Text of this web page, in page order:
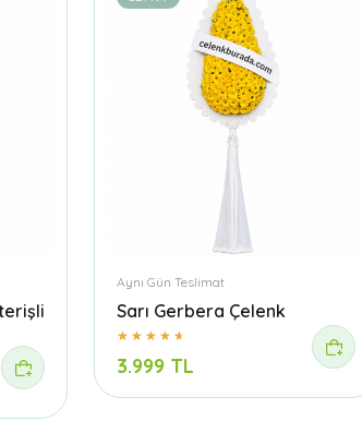
Aynı Gün Teslimat
Sarı Gerbera Çelenk
3.999 TL